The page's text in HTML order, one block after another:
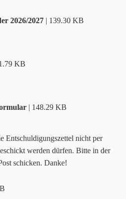
2026/2027 | 139.30 KB
KB
| 148.29 KB
Entschuldigungszettel nicht per
werden dürfen. Bitte in der
schicken. Danke!